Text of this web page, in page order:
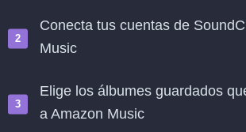
Conecta tus cuentas de
Music
Elige los álbumes guardados
a Amazon Music